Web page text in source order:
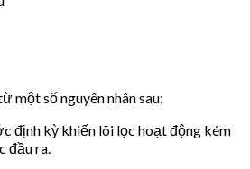
một số nguyên nhân sau:
định kỳ khiến lõi lọc hoạt động kém
đầu ra.